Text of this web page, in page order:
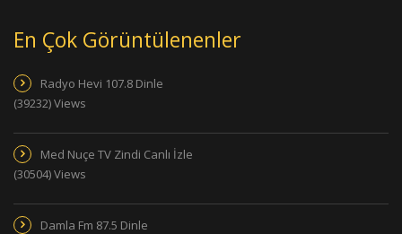
En Çok Görüntülenenler
Radyo Hevi 107.8 Dinle
(39232) Views
Med Nuçe TV Zindi Canlı İzle
(30504) Views
Damla Fm 87.5 Dinle